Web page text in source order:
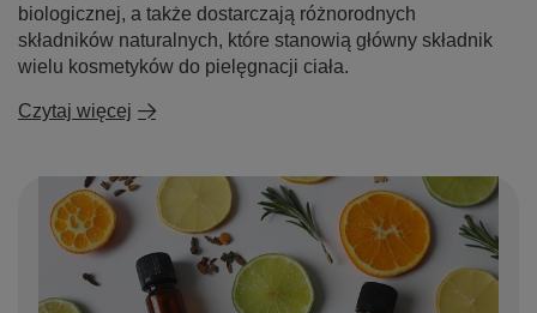
biologicznej, a także dostarczają różnorodnych
składników naturalnych, które stanowią główny składnik
wielu kosmetyków do pielęgnacji ciała.
Czytaj więcej